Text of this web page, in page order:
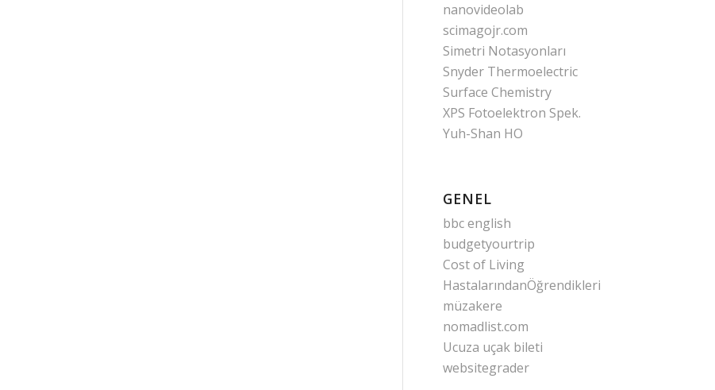
nanovideolab
scimagojr.com
Simetri Notasyonları
Snyder Thermoelectric
Surface Chemistry
XPS Fotoelektron Spek.
Yuh-Shan HO
GENEL
bbc english
budgetyourtrip
Cost of Living
HastalarındanÖğrendikleri
müzakere
nomadlist.com
Ucuza uçak bileti
websitegrader